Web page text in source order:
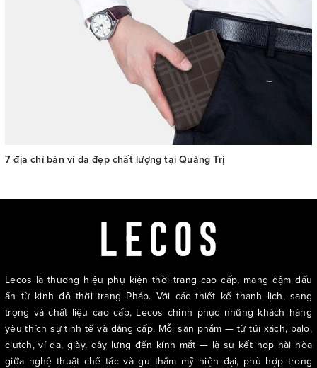
7 địa chỉ bán ví da đẹp chất lượng tại Quảng Trị
Lecos là thương hiệu phụ kiện thời trang cao cấp, mang đậm dấu
ấn từ kinh đô thời trang Pháp. Với các thiết kế thanh lịch, sang
trọng và chất liệu cao cấp, Lecos chinh phục những khách hàng
yêu thích sự tinh tế và đẳng cấp. Mỗi sản phẩm — từ túi xách, balo,
clutch, ví da, giày, dây lưng đến kính mắt — là sự kết hợp hài hòa
giữa nghệ thuật chế tác và gu thẩm mỹ hiện đại, phù hợp trong